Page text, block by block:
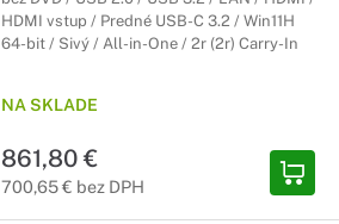
HDMI vstup / Predné USB-C 3.2 / Win11H
64-bit / Sivý / All-in-One / 2r (2r) Carry-In
NA SKLADE
861,80 €
700,65 € bez DPH